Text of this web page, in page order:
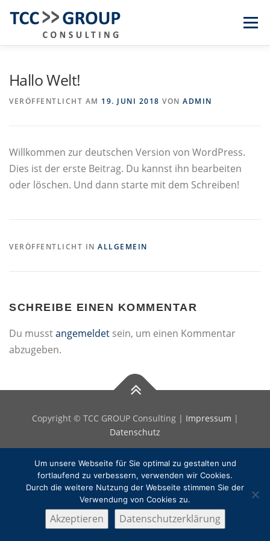
Inhalt
Menü
Hallo Welt!
VERÖFFENTLICHT AM 19. JUNI 2018 VON ADMIN
Willkommen zur deutschen Version von WordPress.
Dies ist der erste Beitrag. Du kannst ihn bearbeiten
oder löschen. Und dann starte mit dem Schreiben!
VERÖFFENTLICHT IN ALLGEMEIN
SCHREIBE EINEN KOMMENTAR
Du musstangemeldet sein, um einen Kommentar
abzugeben.
Copyright © TCC GROUP Consulting | Impressum |
Datenschutz
Um unsere Webseite für Sie optimal zu gestalten und
fortlaufend zu verbessern, verwenden wir Cookies.
Durch die weitere Nutzung der Webseite stimmen Sie der
Verwendung von Cookies zu.
Akzeptieren Datenschutzerklärung